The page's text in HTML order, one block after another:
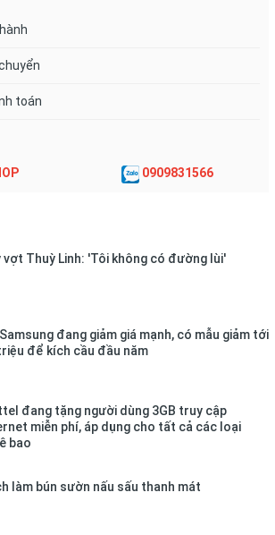
toán
0909831566
vợt Thuỳ Linh: 'Tôi không có đường lùi'
đang giảm giá mạnh, có mẫu giảm tới
để kích cầu đầu năm
đang tặng người dùng 3GB truy cập
miễn phí, áp dụng cho tất cả các loại
bao
làm bún sườn nấu sấu thanh mát